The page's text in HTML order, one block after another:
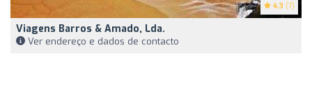
4.3 (7)
Viagens Barros & Amado, Lda.
Ver endereço e dados de contacto